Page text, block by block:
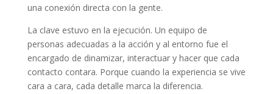
una conexión directa con la gente.
La clave estuvo en la ejecución. Un equipo de
personas adecuadas a la acción y al entorno fue el
encargado de dinamizar, interactuar y hacer que cada
contacto contara. Porque cuando la experiencia se vive
cara a cara, cada detalle marca la diferencia.